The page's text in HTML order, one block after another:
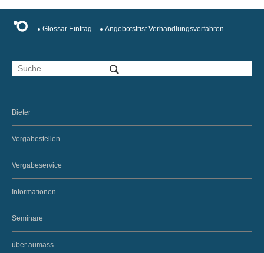
Glossar Eintrag Angebotsfrist Verhandlungsverfahren
Bieter
Vergabestellen
Vergabeservice
Informationen
Seminare
über aumass